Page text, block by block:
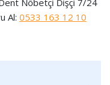
Nöbetçi Dişçi 7/24
Al: 0533 163 12 10